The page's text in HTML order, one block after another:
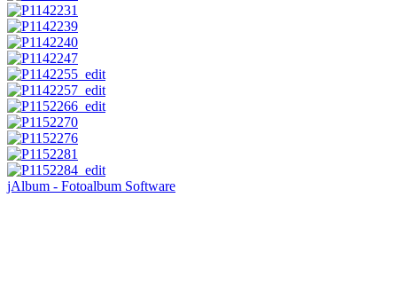
jAlbum - Fotoalbum Software